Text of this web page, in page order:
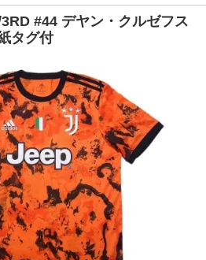
#44 デヤン・クルゼフス
タグ付